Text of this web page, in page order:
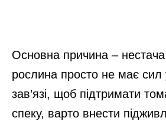
Основна причина –
рослина просто не має сил
зав’язі, щоб підтримати
спеку, варто внести